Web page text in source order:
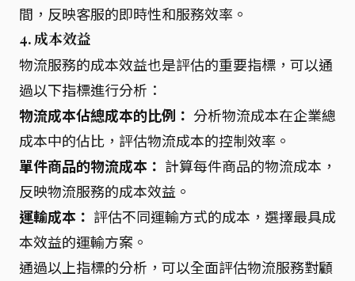
間，反映客服的即時性和服務效率。
4. 成本效益
物流服務的成本效益也是評估的重要指標，可以通
過以下指標進行分析：
物流成本佔總成本的比例： 分析物流成本在企業總
成本中的佔比，評估物流成本的控制效率。
單件商品的物流成本： 計算每件商品的物流成本，
反映物流服務的成本效益。
運輸成本： 評估不同運輸方式的成本，選擇最具成
本效益的運輸方案。
通過以上指標的分析，可以全面評估物流服務對顧